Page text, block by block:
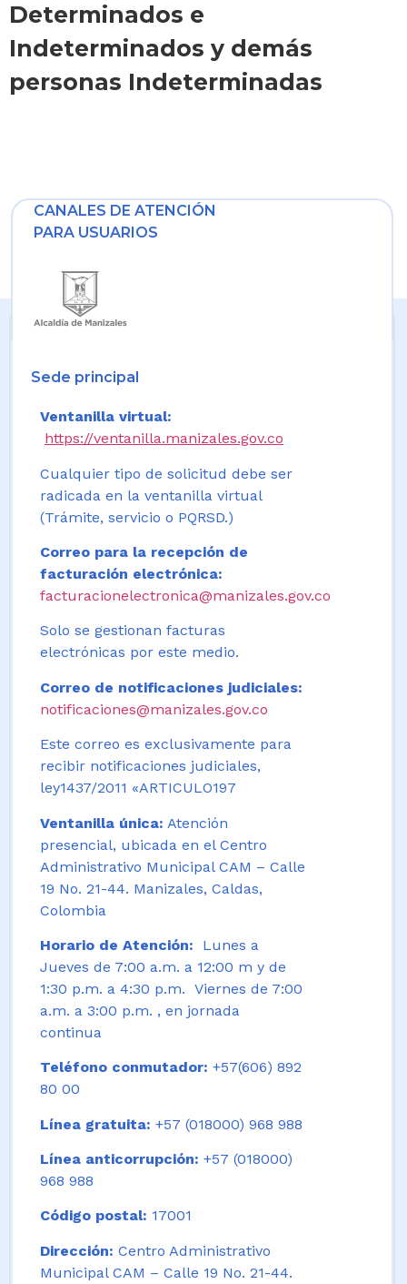
Determinados e
Indeterminados y demás
personas Indeterminadas
CANALES DE ATENCIÓN
PARA USUARIOS
Sede principal
Ventanilla virtual:
https://ventanilla.manizales.gov.co
Cualquier tipo de solicitud debe ser
radicada en la ventanilla virtual
(Trámite, servicio o PQRSD.)
Correo para la recepción de
facturación electrónica:
facturacionelectronica@manizales.gov.co
Solo se gestionan facturas
electrónicas por este medio.
Correo de notificaciones judiciales:
notificaciones@manizales.gov.co
Este correo es exclusivamente para
recibir notificaciones judiciales,
ley1437/2011 «ARTICULO197
Ventanilla única: Atención
presencial, ubicada en el Centro
Administrativo Municipal CAM – Calle
19 No. 21-44. Manizales, Caldas,
Colombia
Horario de Atención:
Lunes a
Jueves de 7:00 a.m. a 12:00 m y de
1:30 p.m. a 4:30 p.m. Viernes de 7:00
a.m. a 3:00 p.m. , en jornada
continua
Teléfono conmutador: +57(606) 892
80 00
Línea gratuita: +57 (018000) 968 988
Línea anticorrupción: +57 (018000)
968 988
Código postal: 17001
Dirección: Centro Administrativo
Municipal CAM – Calle 19 No. 21-44.